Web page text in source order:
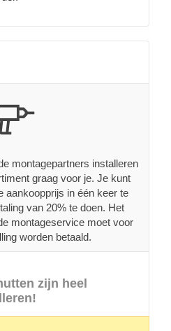
montagepartners installeren
graag voor je. Je kunt
aankoopprijs in één keer te
van 20% te doen. Het
montageservice moet voor
worden betaald.
zijn heel